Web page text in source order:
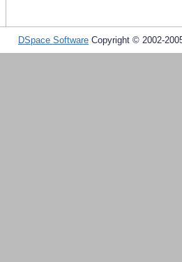
DSpace Software Copyright © 2002-